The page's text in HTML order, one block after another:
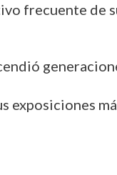
frecuente de
exposiciones